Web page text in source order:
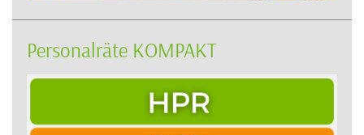
Personalräte KOMPAKT